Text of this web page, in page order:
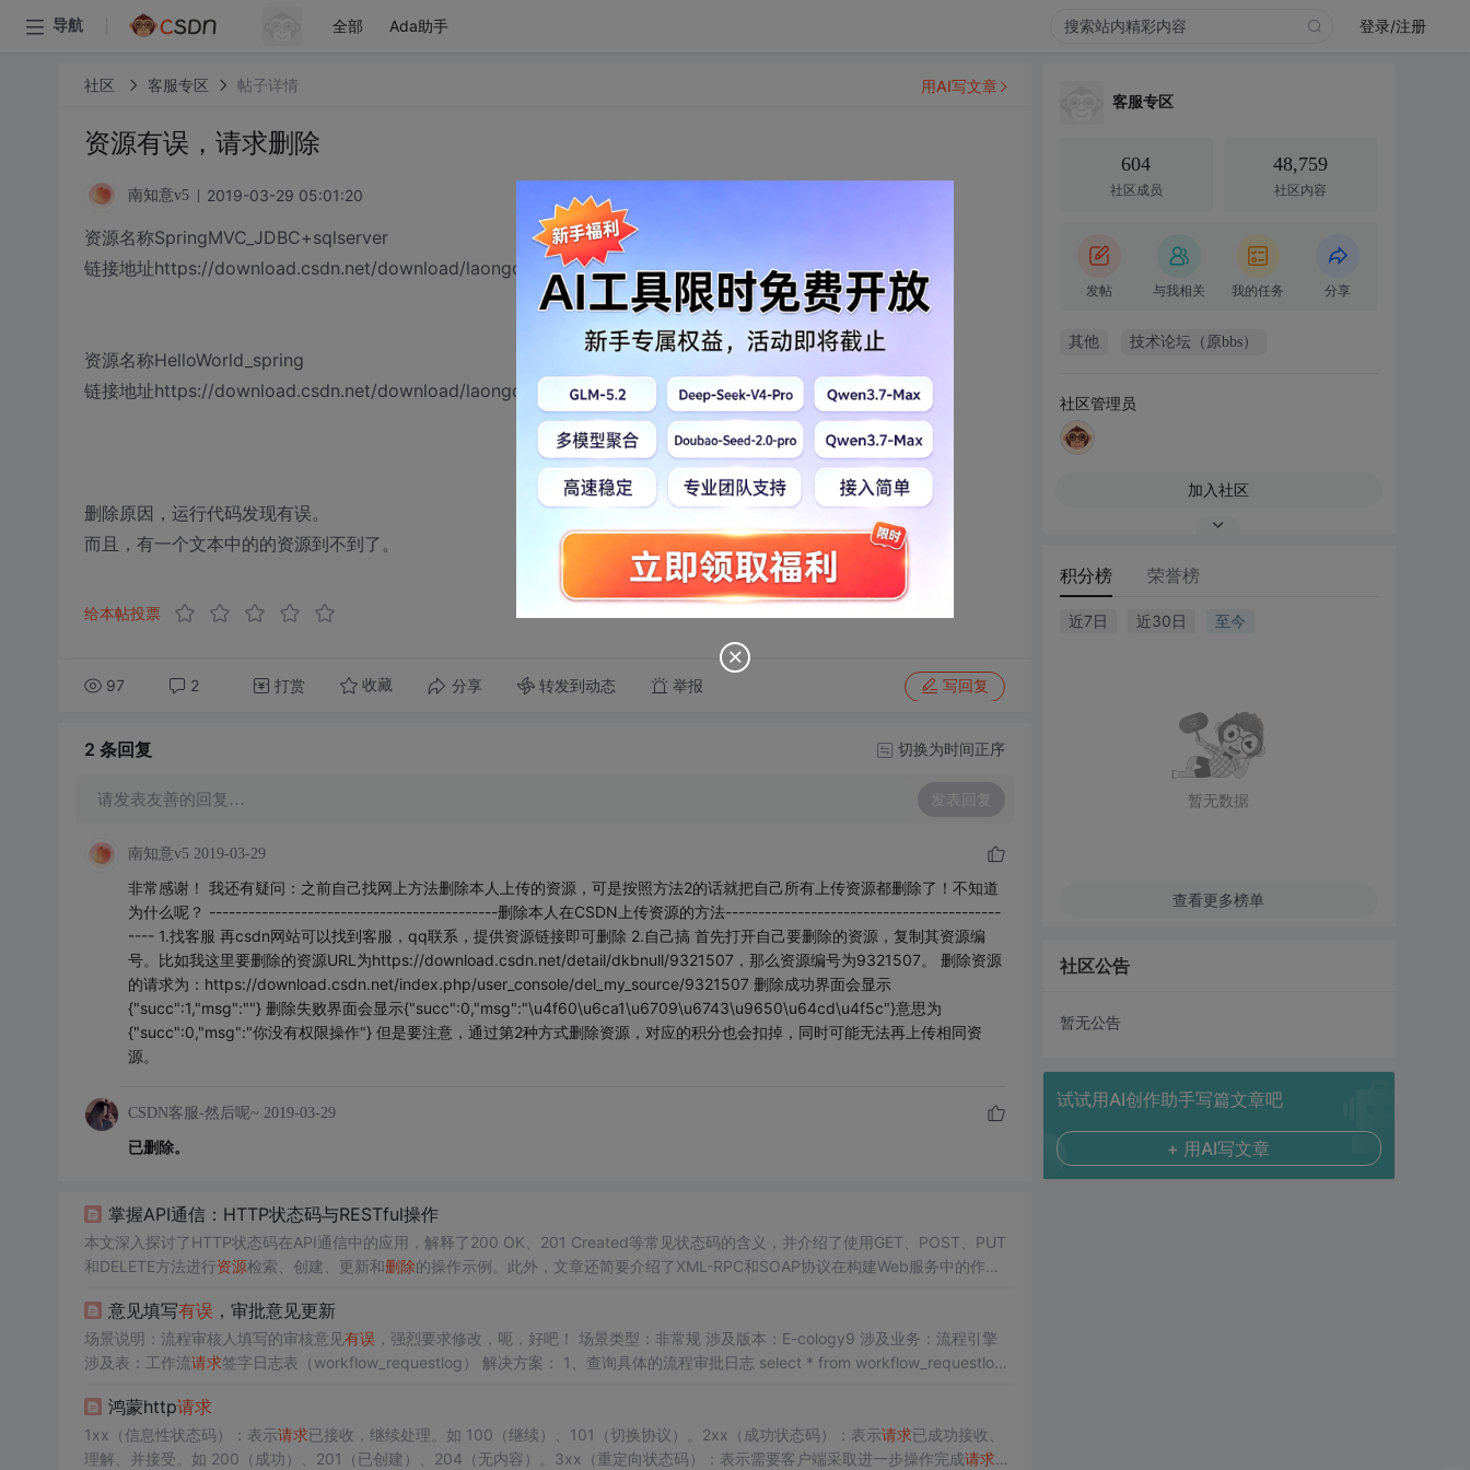
导航 全部 Ada助手 登录/注册
社区 客服专区 帖子详情
资源有误，请求删除
南知意v5 2019-03-29 05:01:20
资源名称SpringMVC_JDBC+sqlserver
链接地址https://download.csdn.net/download/laongdaoxing/10729990
资源名称HelloWorld_spring
链接地址https://download.csdn.net/download/laongdaoxing/10730027
删除原因，运行代码发现有误。
而且，有一个文本中的的资源到不到了。
给本帖投票
97 2 打赏 收藏 分享 转发到动态 举报 写回复
用AI写文章
2 条回复 切换为时间正序
请发表友善的回复… 发表回复
南知意v5 2019-03-29
非常感谢！ 我还有疑问：之前自己找网上方法删除本人上传的资源，可是按照方法2的话就把自己所有上传资源都删除了！不知道
为什么呢？ --------------------------------------------删除本人在CSDN上传资源的方法------------------------------------------
---- 1.找客服 再csdn网站可以找到客服，qq联系，提供资源链接即可删除 2.自己搞 首先打开自己要删除的资源，复制其资源编
号。比如我这里要删除的资源URL为https://download.csdn.net/detail/dkbnull/9321507，那么资源编号为9321507。 删除资源
的请求为：https://download.csdn.net/index.php/user_console/del_my_source/9321507 删除成功界面会显示
{"succ":1,"msg":""} 删除失败界面会显示{"succ":0,"msg":"\u4f60\u6ca1\u6709\u6743\u9650\u64cd\u4f5c"}意思为
{"succ":0,"msg":"你没有权限操作"} 但是要注意，通过第2种方式删除资源，对应的积分也会扣掉，同时可能无法再上传相同资
源。
CSDN客服-然后呢~ 2019-03-29
已删除。
掌握API通信：HTTP状态码与RESTful操作
本文深入探讨了HTTP状态码在API通信中的应用，解释了200 OK、201 Created等常见状态码的含义，并介绍了使用GET、POST、PUT
和DELETE方法进行资源检索、创建、更新和删除的操作示例。此外，文章还简要介绍了XML-RPC和SOAP协议在构建Web服务中的作
意见填写有误 ，审批意见更新
场景说明：流程审核人填写的审核意见有误 ，强烈要求修改，呃，好吧！ 场景类型：非常规 涉及版本：E-cology9 涉及业务：流程引擎
涉及表：工作流请求签字日志表（workflow_requestlog） 解决方案： 1、查询具体的流程审批日志 select * from workflow_requestlog
鸿蒙http请求
1xx（信息性状态码）：表示请求已接收，继续处理。如 100（继续）、101（切换协议）。2xx（成功状态码）：表示请求已成功接收、
理解、并接受。如 200（成功）、201（已创建）、204（无内容）。3xx（重定向状态码）：表示需要客户端采取进一步操作完成请求 ，
客服专区
604
社区成员
48,759
社区内容
发帖 与我相关 我的任务 分享
其他 技术论坛（原bbs）
社区管理员
加入社区
积分榜 荣誉榜
近7日 近30日 至今
暂无数据
查看更多榜单
社区公告
暂无公告
试试用AI创作助手写篇文章吧
+ 用AI写文章